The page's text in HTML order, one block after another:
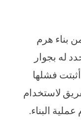
بناء هرم
له بجوار
فشلها
لاستخدام
البناء.